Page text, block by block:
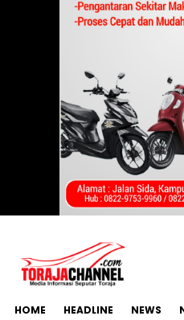
HOME HEADLINE NEWS